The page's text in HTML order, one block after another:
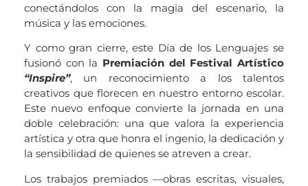
conectándolos con la magia del escenario, la
música y las emociones.
Y como gran cierre, este Día de los Lenguajes se
fusionó con la Premiación del Festival Artístico
“Inspire”, un reconocimiento a los talentos
creativos que florecen en nuestro entorno escolar.
Este nuevo enfoque convierte la jornada en una
doble celebración: una que valora la experiencia
artística y otra que honra el ingenio, la dedicación y
la sensibilidad de quienes se atreven a crear.
Los trabajos premiados —obras escritas, visuales,